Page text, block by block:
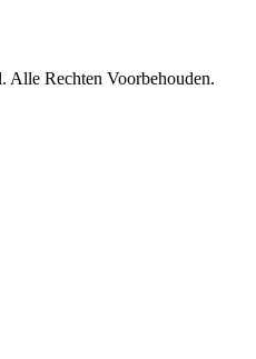
Rechten Voorbehouden.